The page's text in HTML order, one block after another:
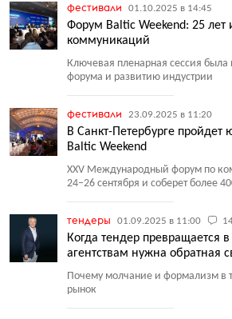
фестивали 01.10.2025 в 14:45
Форум Baltic Weekend: 25 лет
коммуникаций
Ключевая пленарная сессия
форума и развитию индустрии
фестивали 23.09.2025 в 11:20
В Санкт-Петербурге
Baltic Weekend
XXV Международный форум по
24−26 сентября и соберет более
тендеры 01.09.2025 в 11:00
Когда тендер превращается
агентствам нужна обратная
Почему молчание и формализм в
рынок